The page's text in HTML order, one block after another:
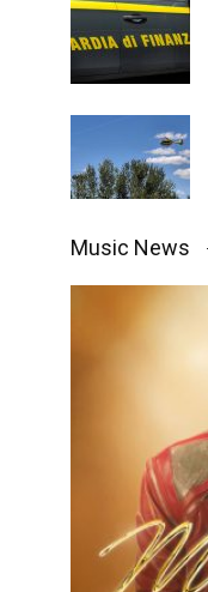
Music News